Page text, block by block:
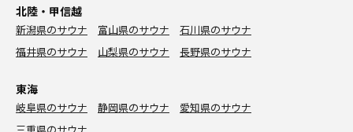
北陸・甲信越
新潟県のサウナ 富山県のサウナ
石川県のサウナ
福井県のサウナ
山梨県のサウナ 長野県のサウナ
東海
岐阜県のサウナ 静岡県のサウナ
愛知県のサウナ